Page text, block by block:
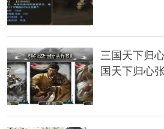
幻兽帕鲁樱花岛的全地下城位置见
上面的图片找到这些地下城，需要
鲁等级为50级到55级，这些的帕
上。那么感谢各位查阅，我们下次
三国天下归
国天下归心